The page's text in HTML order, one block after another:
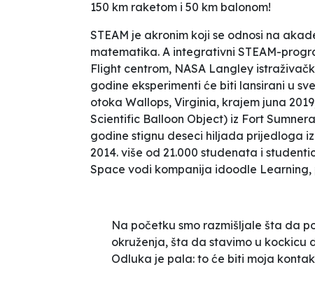
150 km raketom i 50 km balonom!
STEAM je akronim koji se odnosi na
matematika. A integrativni STEAM-
Flight centrom, NASA Langley
godine eksperimenti će biti lansirani u
otoka Wallops, Virginia, krajem juna
Scientific Balloon Object) iz Fort
godine stignu deseci hiljada prijedloga
2014. više od 21.000 studenata i
Space vodi kompanija idoodle Learning,
Na početku smo razmišljale šta da
okruženja, šta da stavimo u kockicu
Odluka je pala: to će biti moja